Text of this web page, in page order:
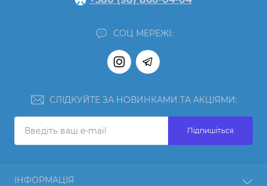
СОЦ МЕРЕЖІ:
СЛІДКУЙТЕ ЗА НОВИНКАМИ ТА АКЦІЯМИ:
Підпишіться
ІНФОРМАЦІЯ